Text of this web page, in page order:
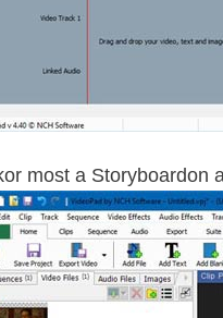
most a Storyboardon